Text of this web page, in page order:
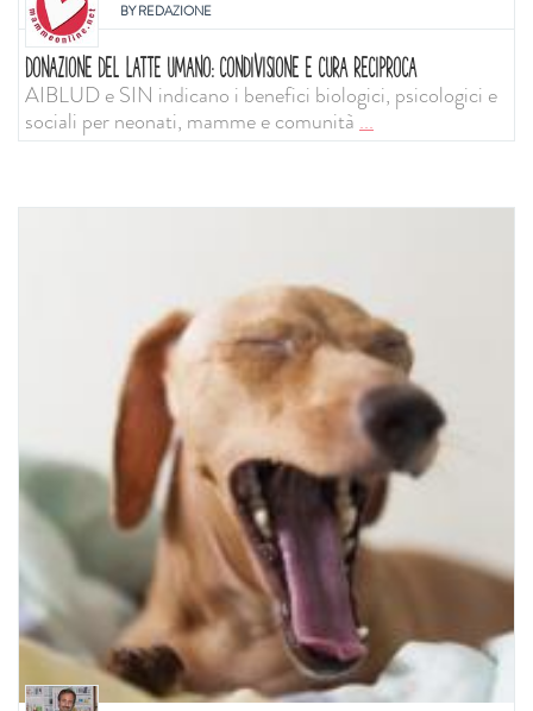
BYREDAZIONE
DONAZIONE DEL LATTE UMANO: CONDIVISIONE E CURA RECIPROCA
AIBLUD e SIN indicano i benefici biologici, psicologici e
sociali per neonati, mamme e comunità...